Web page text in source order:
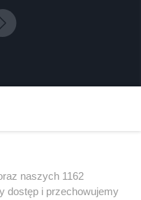
naszych 1162
dostęp i przechowujemy